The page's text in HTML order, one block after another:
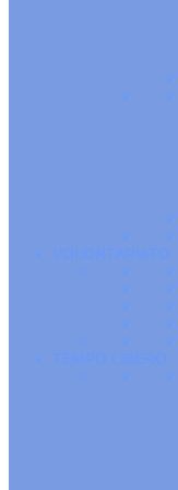
VOLONTARIATO
TEMPO LIBERO